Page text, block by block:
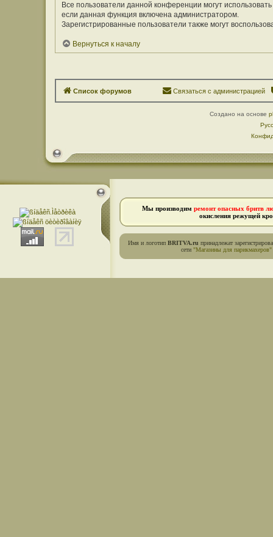
Все пользователи данной конференции могут
если данная функция включена администратором.
Зарегистрированные пользователи также могут
Вернуться к началу
Список форумов Связаться с администрацией
Создано на основе
Мы производим ремонт опасных бритв
окисления режущей
Имя и логотип BRITVA.ru принадлежат
сети "Магазины для парикмахеров"